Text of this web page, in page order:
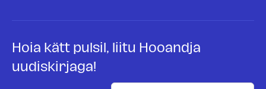
Hoia kätt pulsil, liitu Hooandja
uudiskirjaga!